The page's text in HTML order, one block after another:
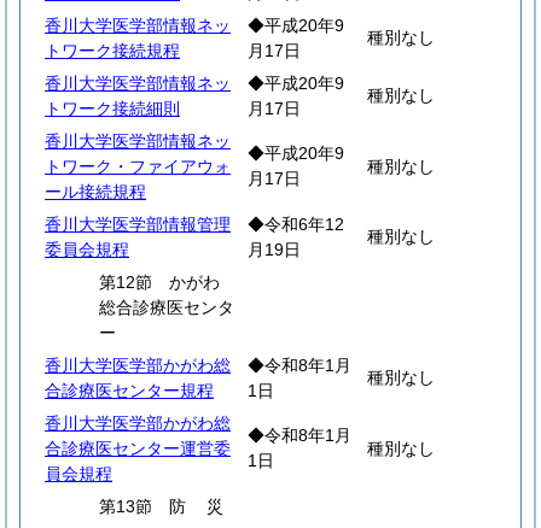
香川大学医学部情報ネッ
トワーク接続規程
◆平成20年9
月17日
種別なし
香川大学医学部情報ネッ
トワーク接続細則
◆平成20年9
月17日
種別なし
香川大学医学部情報ネッ
トワーク・ファイアウォ
ール接続規程
◆平成20年9
月17日
種別なし
香川大学医学部情報管理
委員会規程
◆令和6年12
月19日
種別なし
第12節 かがわ
総合診療医センタ
ー
香川大学医学部かがわ総
合診療医センター規程
◆令和8年1月
1日
種別なし
香川大学医学部かがわ総
合診療医センター運営委
員会規程
◆令和8年1月
1日
種別なし
第13節 防 災